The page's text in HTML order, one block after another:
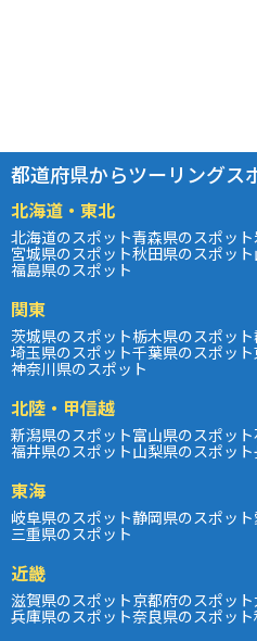
都道府県からツーリングス
北海道・東北
北海道のスポット青森県のスポット
宮城県のスポット秋田県のスポット
福島県のスポット
関東
茨城県のスポット栃木県のスポット
埼玉県のスポット千葉県のスポット
神奈川県のスポット
北陸・甲信越
新潟県のスポット富山県のスポット
福井県のスポット山梨県のスポット
東海
岐阜県のスポット静岡県のスポット
三重県のスポット
近畿
滋賀県のスポット京都府のスポット
兵庫県のスポット奈良県のスポット